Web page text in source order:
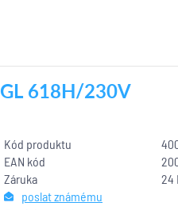
GL 618H/230V
Kód produktu
EAN kód
Záruka
24
poslat známému